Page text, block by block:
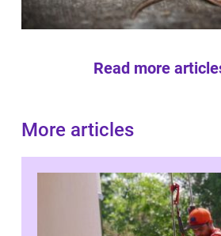
Read more
More articles